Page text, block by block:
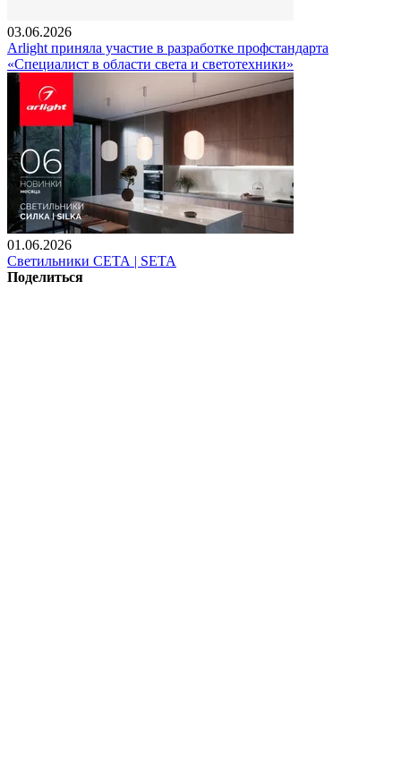
03.06.2026
Arlight приняла участие в разработке профстандарта
«Специалист в области света и светотехники»
01.06.2026
Светильники СЕТА | SETA
Поделиться